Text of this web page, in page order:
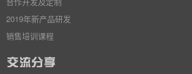
2019年新产品研发
销售培训课程